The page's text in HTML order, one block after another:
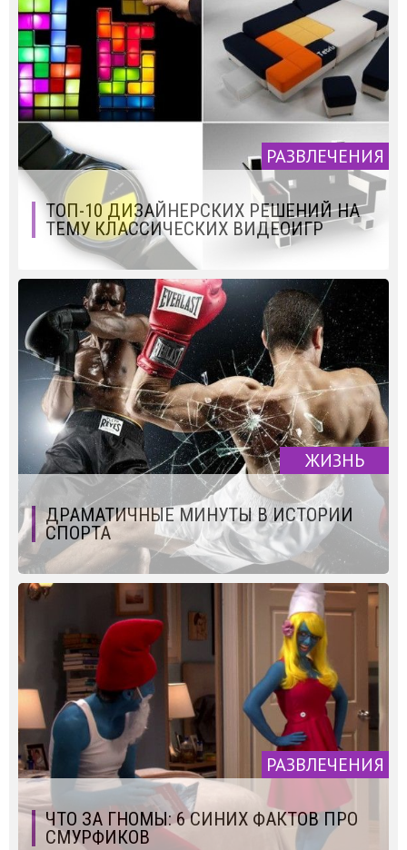
РАЗВЛЕЧЕНИЯ
ТОП-10 ДИЗАЙНЕРСКИХ РЕШЕНИЙ НА
ТЕМУ КЛАССИЧЕСКИХ ВИДЕОИГР
ЖИЗНЬ
ДРАМАТИЧНЫЕ МИНУТЫ В ИСТОРИИ
СПОРТА
РАЗВЛЕЧЕНИЯ
ЧТО ЗА ГНОМЫ: 6 СИНИХ ФАКТОВ ПРО
СМУРФИКОВ